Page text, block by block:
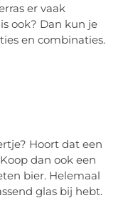
er vaak
ook? Dan kun je
en combinaties.
Hoort dat een
dan ook een
bier. Helemaal
glas bij hebt.